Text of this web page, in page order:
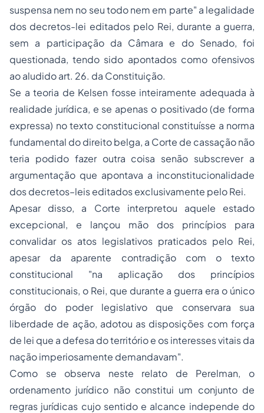
suspensa nem no seu todo nem em parte" a legalidade
dos decretos-lei editados pelo Rei, durante a guerra,
sem a participação da Câmara e do Senado, foi
questionada, tendo sido apontados como ofensivos
ao aludido art. 26. da Constituição.
Se a teoria de Kelsen fosse inteiramente adequada à
realidade jurídica, e se apenas o positivado (de forma
expressa) no texto constitucional constituísse a norma
fundamental do direito belga, a Corte de cassação não
teria podido fazer outra coisa senão subscrever a
argumentação que apontava a inconstitucionalidade
dos decretos–leis editados exclusivamente pelo Rei.
Apesar disso, a Corte interpretou aquele estado
excepcional, e lançou mão dos princípios para
convalidar os atos legislativos praticados pelo Rei,
apesar da aparente contradição com o texto
constitucional "na aplicação dos princípios
constitucionais, o Rei, que durante a guerra era o único
órgão do poder legislativo que conservara sua
liberdade de ação, adotou as disposições com força
de lei que a defesa do território e os interesses vitais da
nação imperiosamente demandavam".
Como se observa neste relato de Perelman, o
ordenamento jurídico não constitui um conjunto de
regras jurídicas cujo sentido e alcance independe do